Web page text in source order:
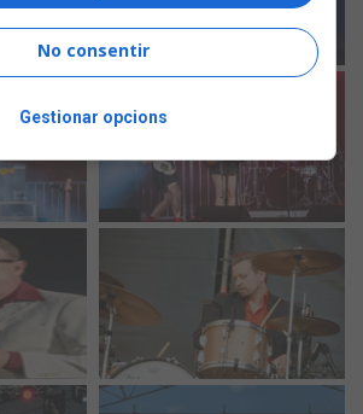
No consentir
Gestionar opcions